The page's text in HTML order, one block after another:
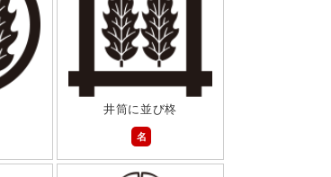
井筒に並び柊
名